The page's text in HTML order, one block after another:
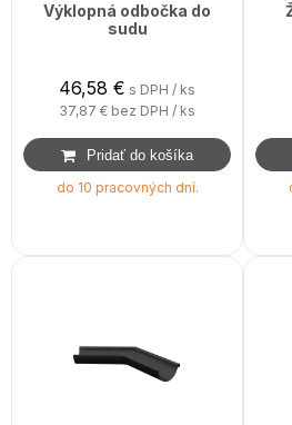
Výklopná odbočka do
sudu
46,58 € s DPH / ks
37,87 € bez DPH / ks
do 10 pracovných dní.